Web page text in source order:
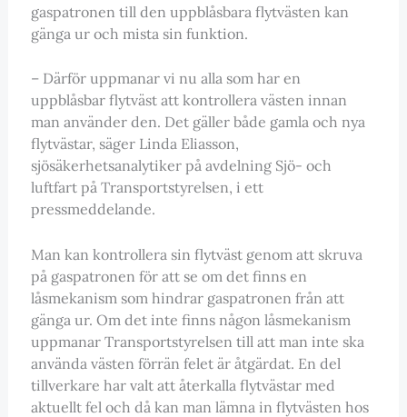
gaspatronen till den uppblåsbara flytvästen kan
gänga ur och mista sin funktion.
– Därför uppmanar vi nu alla som har en
uppblåsbar flytväst att kontrollera västen innan
man använder den. Det gäller både gamla och nya
flytvästar, säger Linda Eliasson,
sjösäkerhetsanalytiker på avdelning Sjö- och
luftfart på Transportstyrelsen, i ett
pressmeddelande.
Man kan kontrollera sin flytväst genom att skruva
på gaspatronen för att se om det finns en
låsmekanism som hindrar gaspatronen från att
gänga ur. Om det inte finns någon låsmekanism
uppmanar Transportstyrelsen till att man inte ska
använda västen förrän felet är åtgärdat. En del
tillverkare har valt att återkalla flytvästar med
aktuellt fel och då kan man lämna in flytvästen hos